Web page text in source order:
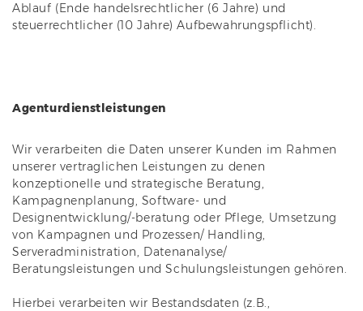
Ablauf (Ende handelsrechtlicher (6 Jahre) und
steuerrechtlicher (10 Jahre) Aufbewahrungspflicht).
Agenturdienstleistungen
Wir verarbeiten die Daten unserer Kunden im Rahmen
unserer vertraglichen Leistungen zu denen
konzeptionelle und strategische Beratung,
Kampagnenplanung, Software- und
Designentwicklung/-beratung oder Pflege, Umsetzung
von Kampagnen und Prozessen/ Handling,
Serveradministration, Datenanalyse/
Beratungsleistungen und Schulungsleistungen gehören.
Hierbei verarbeiten wir Bestandsdaten (z.B.,